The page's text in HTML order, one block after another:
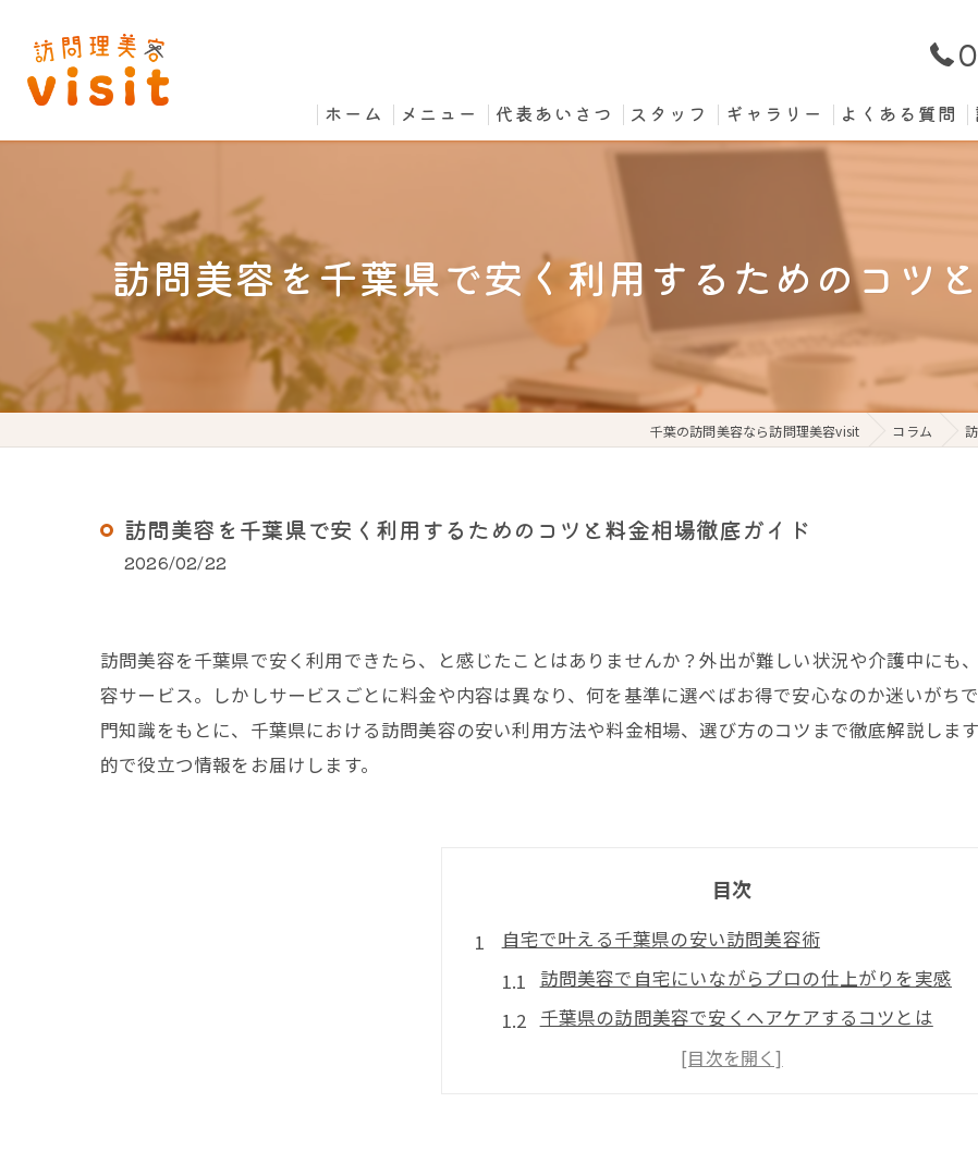
ホーム メニュー 代表あいさつ スタッフ ギャラリー よくある質問
訪問美容を千葉県で安く利用するためのコツ
千葉の訪問美容なら訪問理美容visit コラム
訪問美容を千葉県で安く利用するためのコツと料金相場徹底ガイド
2026/02/22
訪問美容を千葉県で安く利用できたら、と感じたことはありませんか？外出が難しい状況や介護中にも
容サービス。しかしサービスごとに料金や内容は異なり、何を基準に選べばお得で安心なのか迷いがち
門知識をもとに、千葉県における訪問美容の安い利用方法や料金相場、選び方のコツまで徹底解説しま
的で役立つ情報をお届けします。
目次
自宅で叶える千葉県の安い訪問美容術
訪問美容で自宅にいながらプロの仕上がりを実感
千葉県の訪問美容で安くヘアケアするコツとは
訪問美容 個人宅への対応で安心施術を体験しよう